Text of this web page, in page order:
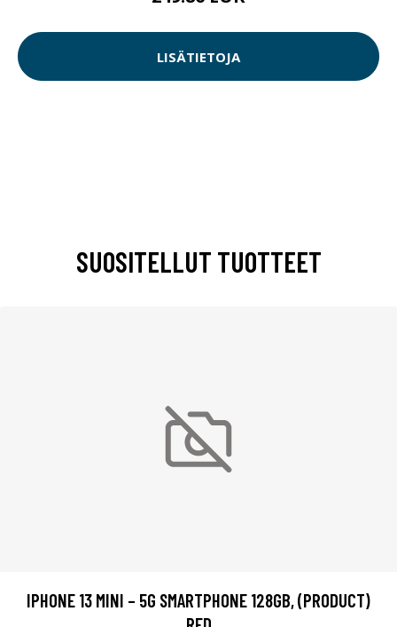
LISÄTIETOJA
SUOSITELLUT TUOTTEET
IPHONE 13 MINI – 5G SMARTPHONE 128GB, (PRODUCT)